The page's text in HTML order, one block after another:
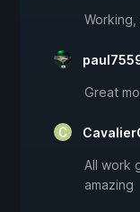
Great
All work
amazing